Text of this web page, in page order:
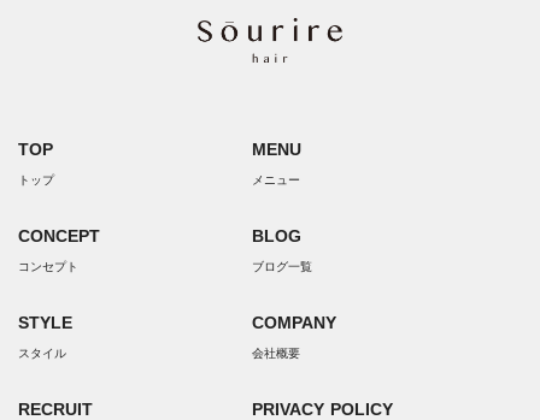
TOP
トップ
CONCEPT
コンセプト
STYLE
スタイル
RECRUIT
MENU
メニュー
BLOG
ブログ一覧
COMPANY
会社概要
PRIVACY POLICY